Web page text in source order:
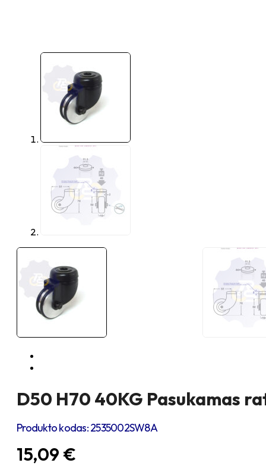
D50 H70 40KG Pasukamas
Produkto kodas:2535002SW8A
15,09 €